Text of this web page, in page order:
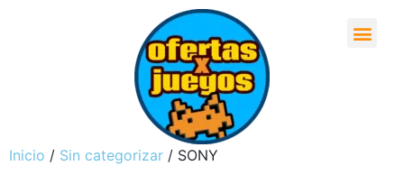
Inicio / Sin categorizar / SONY